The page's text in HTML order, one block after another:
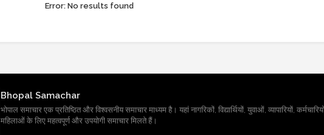
Error:No results found
Bhopal Samachar
भोपाल समाचार एक प्रतिष्ठित और विश्वसनीय समाचार माध्यम है। यहां नागरिकों, विद्यार्थियों, युवाओं, व्यापारियों,
महिलाओं के लिए महत्वपूर्ण और उपयोगी समाचार मिलते हैं।